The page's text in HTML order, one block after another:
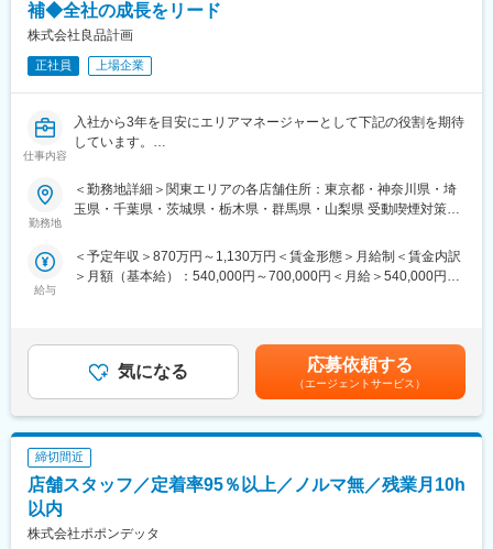
補◆全社の成長をリード
株式会社良品計画
正社員 上場企業
仕事内容
入社から3年を目安にエリアマネージャーとして下記の役割を期待
しています。
て戦略を立案・実行すること
◇個店経営を実現できる店長の育成を、部下であるブロックマネ
部側の窓口として関連部署と連携すること
◇更なる事業成長を見据えた際に強化すべき点（精度の高い商売
■キャリアパス：
・入社時は部門責任者や店長代行を経て、入社後1年以内での店長
登用を目指します。
・店長として現場・現物で個店経営を実践していただき、その経
験をふまえてブロックマネージャーやエリアマネージャーとし
て、各店舗が個店経営を実現するためのサポートや人財育成を担
います。
・国内での経験・実績をもって海外に挑戦する方もいます。
■なぜ個店経営を推進するのか：
勤務地
＜勤務地詳細＞関東エリアの各店舗住所：東京都・神奈川県・埼
玉県・千葉県・茨城県・栃木県・群馬県・山梨県 受動喫煙対策：
給与
＜予定年収＞870万円～1,130万円＜賃金形態＞月給制＜賃金内訳
＞月額（基本給）：540,000円～700,000円＜月給＞540,000円～
が適用除外となります（深夜労働が発生した場合は別途、労働時
間に応じて支給します）。賃金はあくまでも目安の金額であり、
選考を通じて上下する可能性があります。月給(月額)は固定手当を
含めた表記です。
気になる 応募依頼する
（エージェントサービス）
締切間近
店舗スタッフ／定着率95％以上／ノルマ無／残業月10h
以内
株式会社ポポンデッタ